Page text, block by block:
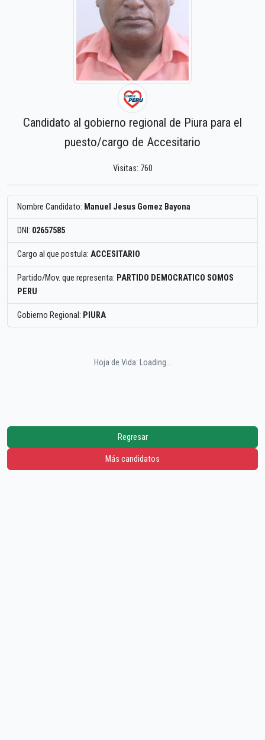
Candidato al gobierno regional de Piura para el
puesto/cargo de Accesitario
Visitas: 760
Nombre Candidato: Manuel Jesus Gomez Bayona
DNI: 02657585
Cargo al que postula: ACCESITARIO
Partido/Mov. que representa: PARTIDO DEMOCRATICO SOMOS
PERU
Gobierno Regional: PIURA
Hoja de Vida: Loading...
Regresar
Más candidatos